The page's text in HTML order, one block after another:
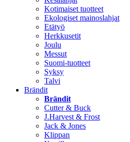
Kotimaiset tuotteet
Ekologiset mainoslahjat
Etätyö
Herkkusetit
Joulu
Messut
Suomi-tuotteet
Syksy
Talvi
Brändit
Brändit
Cutter & Buck
J.Harvest & Frost
Jack & Jones
Klippan